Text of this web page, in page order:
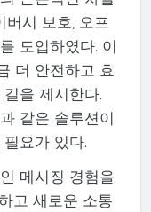
버시 보호, 오프
도입하였다. 이
더 안전하고 효
을 제시한다.
같은 솔루션이
요가 있다.
메시징 경험을
고 새로운 소통